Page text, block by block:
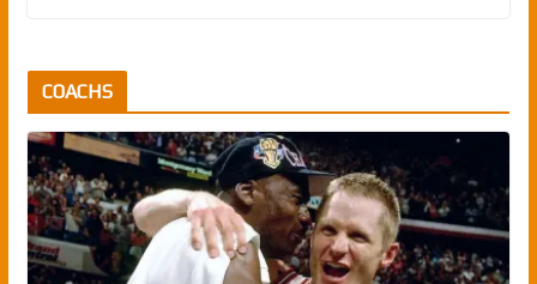
COACHS